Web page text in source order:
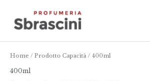
contenuto
Home / Prodotto Capacità / 400ml
400ml